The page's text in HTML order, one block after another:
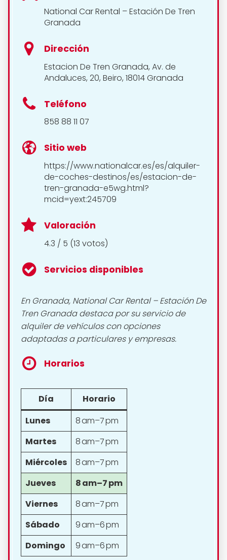
National Car Rental – Estación De Tren
Granada
Dirección
Estacion De Tren Granada, Av. de
Andaluces, 20, Beiro, 18014 Granada
Teléfono
858 88 11 07
Sitio web
https://www.nationalcar.es/es/alquiler-
de-coches-destinos/es/estacion-de-
tren-granada-e5wg.html?
mcid=yext:245709
Valoración
4.3 / 5 (13 votos)
Servicios disponibles
En Granada, National Car Rental – Estación De
Tren Granada destaca por su servicio de
alquiler de vehículos con opciones
adaptadas a particulares y empresas.
Horarios
Día
Horario
Lunes
8 am–7 pm
Martes
8 am–7 pm
Miércoles
8 am–7 pm
Jueves
8 am–7 pm
Viernes
8 am–7 pm
Sábado
9 am–6 pm
Domingo
9 am–6 pm